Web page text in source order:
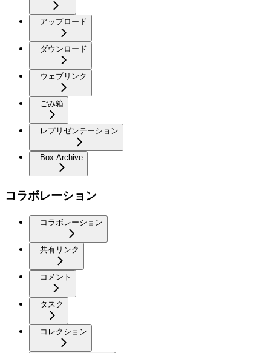
アップロード
ダウンロード
ウェブリンク
ごみ箱
レプリゼンテーション
Box Archive
コラボレーション
コラボレーション
共有リンク
コメント
タスク
コレクション